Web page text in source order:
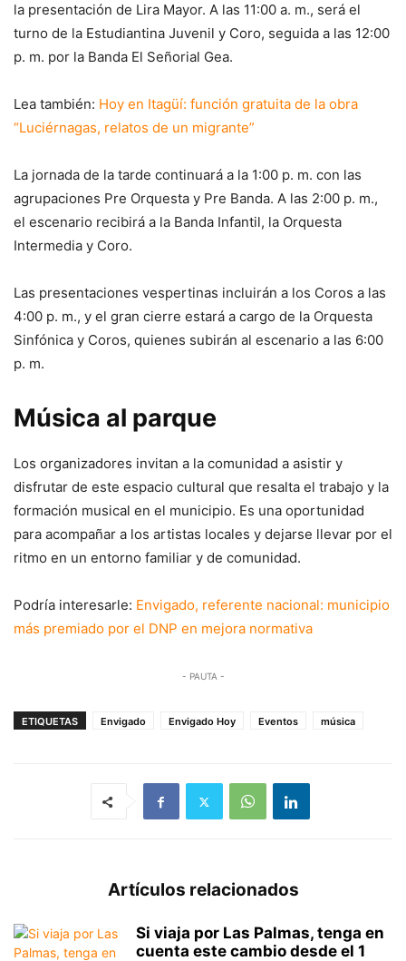
la presentación de Lira Mayor. A las 11:00 a. m., será el
turno de la Estudiantina Juvenil y Coro, seguida a las 12:00
p. m. por la Banda El Señorial Gea.
Lea también: Hoy en Itagüí: función gratuita de la obra
“Luciérnagas, relatos de un migrante”
La jornada de la tarde continuará a la 1:00 p. m. con las
agrupaciones Pre Orquesta y Pre Banda. A las 2:00 p. m.,
el escenario recibirá a la Banda Infantil, la Orquesta
Intermedia y Coro.
Las presentaciones vespertinas incluirán a los Coros a las
4:00 p. m., y el gran cierre estará a cargo de la Orquesta
Sinfónica y Coros, quienes subirán al escenario a las 6:00
p. m.
Música al parque
Los organizadores invitan a la comunidad a asistir y
disfrutar de este espacio cultural que resalta el trabajo y la
formación musical en el municipio. Es una oportunidad
para acompañar a los artistas locales y dejarse llevar por el
ritmo en un entorno familiar y de comunidad.
Podría interesarle: Envigado, referente nacional: municipio
más premiado por el DNP en mejora normativa
- PAUTA -
ETIQUETAS Envigado Envigado Hoy Eventos música
Artículos relacionados
Si viaja por Las Palmas, tenga en
cuenta este cambio desde el 1